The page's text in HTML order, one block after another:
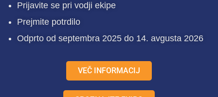
Prijavite se pri vodji ekipe
Prejmite potrdilo
Odprto od septembra 2025 do 14. avgusta 2026
VEČ INFORMACIJ